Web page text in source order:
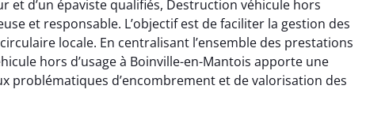
et d’un épaviste qualifiés, Destruction véhicule hors
et responsable. L’objectif est de faciliter la gestion des
locale. En centralisant l’ensemble des prestations
hors d’usage à Boinville-en-Mantois apporte une
problématiques d’encombrement et de valorisation des